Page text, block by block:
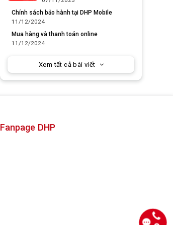
Chính sách bảo hành tại DHP Mobile
11/12/2024
Mua hàng và thanh toán online
11/12/2024
Xem tất cả bài viết
Fanpage DHP